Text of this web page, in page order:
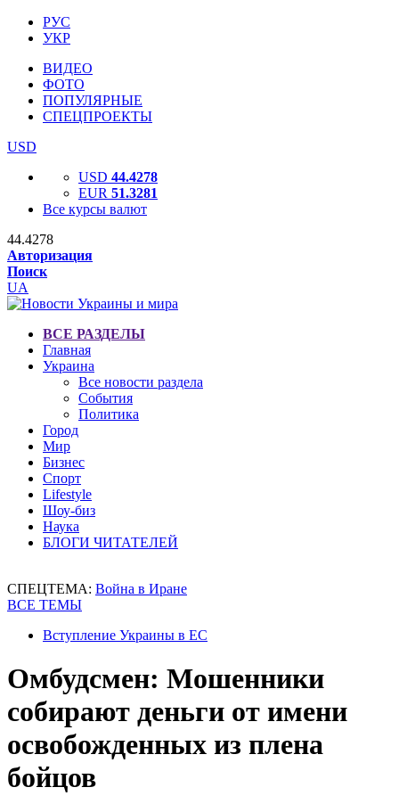
РУС
УКР
ВИДЕО
ФОТО
ПОПУЛЯРНЫЕ
СПЕЦПРОЕКТЫ
USD
USD 44.4278
EUR 51.3281
Все курсы валют
44.4278
Авторизация
Поиск
UA
ВСЕ РАЗДЕЛЫ
Главная
Украина
Все новости раздела
События
Политика
Город
Мир
Бизнес
Спорт
Lifestyle
Шоу-биз
Наука
БЛОГИ ЧИТАТЕЛЕЙ
СПЕЦТЕМА: Война в Иране
ВСЕ ТЕМЫ
Вступление Украины в ЕС
Омбудсмен: Мошенники
собирают деньги от имени
освобожденных из плена
бойцов